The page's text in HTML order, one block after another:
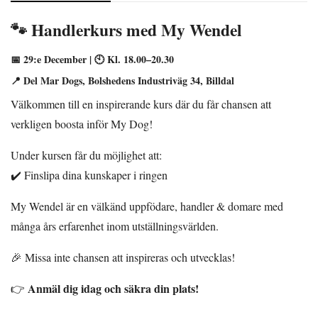
🐾 Handlerkurs med My Wendel
📅 29:e December | 🕙Kl. 18.00–20.30
📍 Del Mar Dogs, Bolshedens Industriväg 34, Billdal
Välkommen till en inspirerande kurs där du får chansen att
verkligen boosta inför My Dog!
Under kursen får du möjlighet att:
✔️ Finslipa dina kunskaper i ringen
My Wendel är en välkänd uppfödare, handler & domare med
många års erfarenhet inom utställningsvärlden.
🎉 Missa inte chansen att inspireras och utvecklas!
👉 Anmäl dig idag och säkra din plats!